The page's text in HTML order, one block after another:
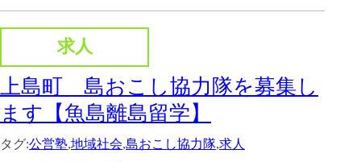
求人
上島町 島おこし協力隊を募集し
ます【魚島離島留学】
タグ:公営塾,地域社会,島おこし協力隊,求人